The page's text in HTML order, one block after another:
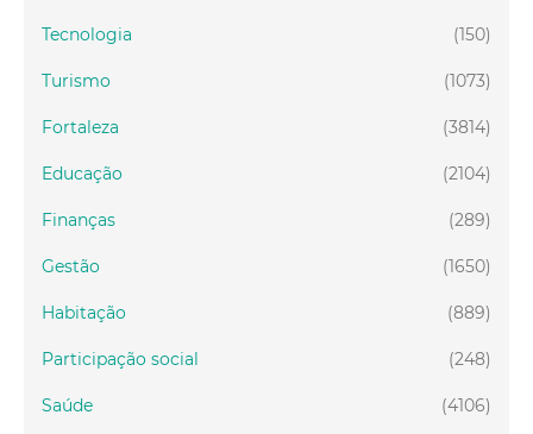
(150)
Tecnologia
(1073)
Turismo
(3814)
Fortaleza
(2104)
Educação
(289)
Finanças
(1650)
Gestão
(889)
Habitação
(248)
Participação social
(4106)
Saúde